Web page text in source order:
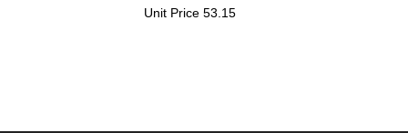
Unit Price 53.15